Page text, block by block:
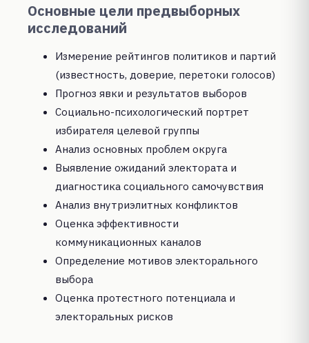
Основные цели предвыборных
исследований
Измерение рейтингов политиков и партий
(известность, доверие, перетоки голосов)
Прогноз явки и результатов выборов
Социально-психологический портрет
избирателя целевой группы
Анализ основных проблем округа
Выявление ожиданий электората и
диагностика социального самочувствия
Анализ внутриэлитных конфликтов
Оценка эффективности
коммуникационных каналов
Определение мотивов электорального
выбора
Оценка протестного потенциала и
электоральных рисков